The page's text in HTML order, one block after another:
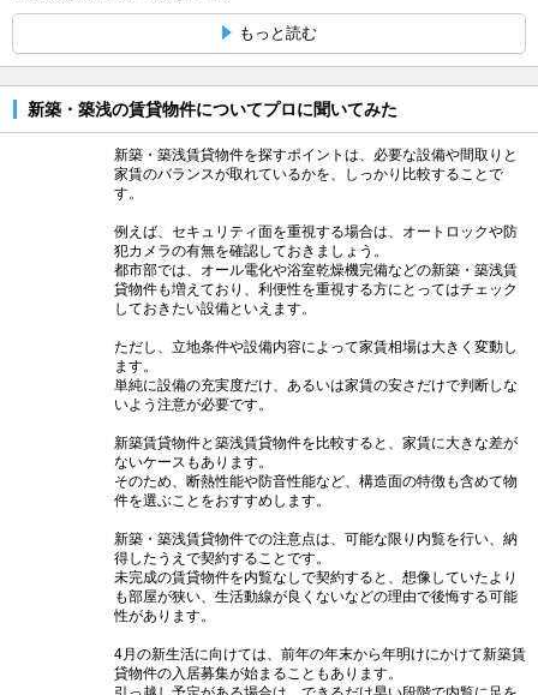
もっと読む
新築・築浅の賃貸物件についてプロに聞いてみた
新築・築浅賃貸物件を探すポイントは、必要な設備や間取りと
家賃のバランスが取れているかを、しっかり比較することで
す。
例えば、セキュリティ面を重視する場合は、オートロックや防
犯カメラの有無を確認しておきましょう。
都市部では、オール電化や浴室乾燥機完備などの新築・築浅賃
貸物件も増えており、利便性を重視する方にとってはチェック
しておきたい設備といえます。
ただし、立地条件や設備内容によって家賃相場は大きく変動し
ます。
単純に設備の充実度だけ、あるいは家賃の安さだけで判断しな
いよう注意が必要です。
新築賃貸物件と築浅賃貸物件を比較すると、家賃に大きな差が
ないケースもあります。
そのため、断熱性能や防音性能など、構造面の特徴も含めて物
件を選ぶことをおすすめします。
新築・築浅賃貸物件での注意点は、可能な限り内覧を行い、納
得したうえで契約することです。
未完成の賃貸物件を内覧なしで契約すると、想像していたより
も部屋が狭い、生活動線が良くないなどの理由で後悔する可能
性があります。
4月の新生活に向けては、前年の年末から年明けにかけて新築賃
貸物件の入居募集が始まることもあります。